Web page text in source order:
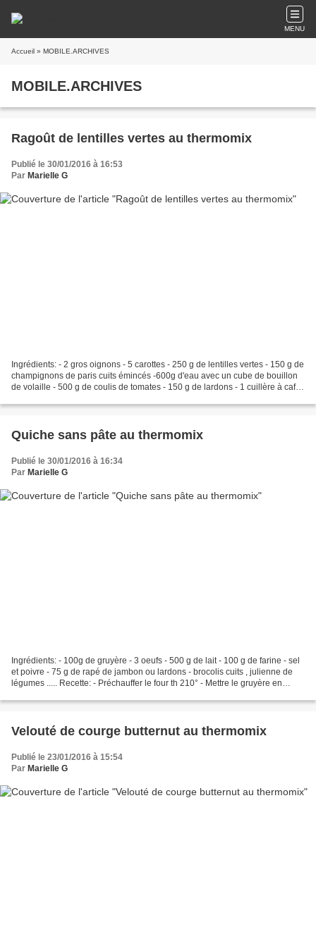
MENU
Accueil » MOBILE.ARCHIVES
MOBILE.ARCHIVES
Ragoût de lentilles vertes au thermomix
Publié le 30/01/2016 à 16:53
Par Marielle G
Ingrédients: - 2 gros oignons - 5 carottes - 250 g de lentilles vertes - 150 g de
champignons de paris cuits émincés -600g d'eau avec un cube de bouillon
de volaille - 500 g de coulis de tomates - 150 g de lardons - 1 cuillère à café
Quiche sans pâte au thermomix
Publié le 30/01/2016 à 16:34
Par Marielle G
Ingrédients: - 100g de gruyère - 3 oeufs - 500 g de lait - 100 g de farine - sel
et poivre - 75 g de rapé de jambon ou lardons - brocolis cuits , julienne de
légumes ..... Recette: - Préchauffer le four th 210° - Mettre le gruyère en
Velouté de courge butternut au thermomix
Publié le 23/01/2016 à 15:54
Par Marielle G